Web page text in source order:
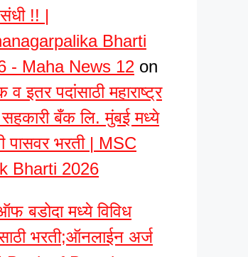
!! |
Bharti
- Maha News 12 on
व इतर पदांसाठी महाराष्ट्र
सहकारी बँक लि. मुंबई मध्ये
पासवर भरती | MSC
Bharti 2026
बडोदा मध्ये विविध
भरती;ऑनलाईन अर्ज